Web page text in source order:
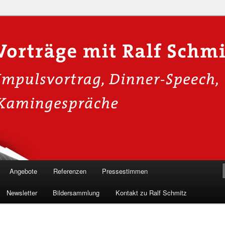
für Hackervorträge &
in die Welt der Cybersicherheit mit Ralf Schmitz. Erleben Sie Live-
& schützen Sie sich effektiv.
Angebote Referenzen Pressestimmen
Newsletter Bildersammlung Kontakt zu Ralf Schmitz